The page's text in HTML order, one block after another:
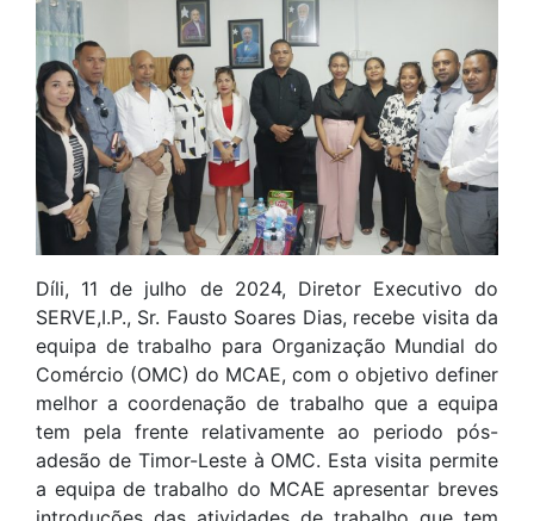
Díli, 11 de julho de 2024, Diretor Executivo do
SERVE,I.P., Sr. Fausto Soares Dias, recebe visita da
equipa de trabalho para Organização Mundial do
Comércio (OMC) do MCAE, com o objetivo definer
melhor a coordenação de trabalho que a equipa
tem pela frente relativamente ao periodo pós-
adesão de Timor-Leste à OMC. Esta visita permite
a equipa de trabalho do MCAE apresentar breves